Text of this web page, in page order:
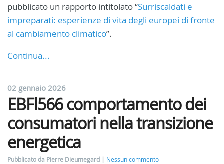
pubblicato un rapporto intitolato “Surriscaldati e
impreparati: esperienze di vita degli europei di fronte
al cambiamento climatico”.
Continua...
02 gennaio 2026
EBFl566 comportamento dei
consumatori nella transizione
energetica
Pubblicato da Pierre Dieumegard
Nessun commento